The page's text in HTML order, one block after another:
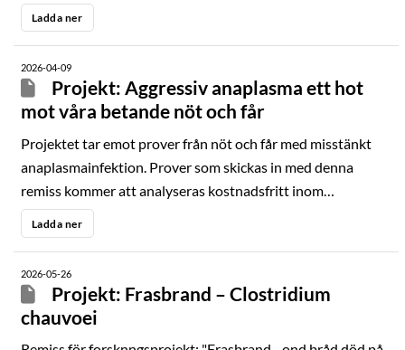
Ladda ner
2026-04-09
Projekt: Aggressiv anaplasma ett hot
mot våra betande nöt och får
Projektet tar emot prover från nöt och får med misstänkt
anaplasmainfektion. Prover som skickas in med denna
remiss kommer att analyseras kostnadsfritt inom
forskningsprojektet och svar kan därför dröja.
Ladda ner
2026-05-26
Projekt: Frasbrand – Clostridium
chauvoei